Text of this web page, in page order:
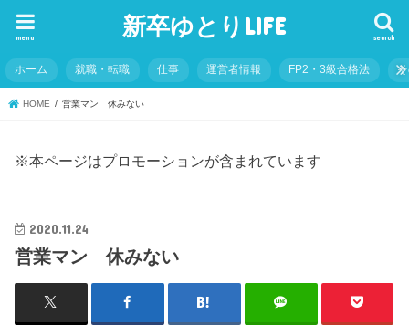
新卒ゆとりLIFE search
menu
ホーム 就職・転職 仕事 運営者情報 FP2・3級合格法
HOME 営業マン 休みない
※本ページはプロモーションが含まれています
2020.11.24
営業マン 休みない